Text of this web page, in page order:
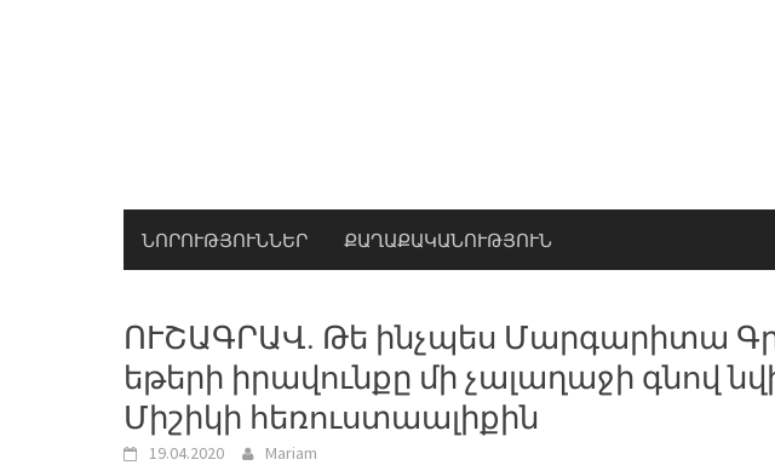
ՆՈՐՈՒԹՅՈՒՆՆԵՐ ՔԱՂԱՔԱԿԱՆՈՒԹՅՈՒՆ
ՈՒՇԱԳՐԱՎ. Թե ինչպես Մարգարիտա
եթերի իրավունքը մի չալաղաջի գնով
Միշիկի հեռուստաալիքին
19.04.2020 Mariam